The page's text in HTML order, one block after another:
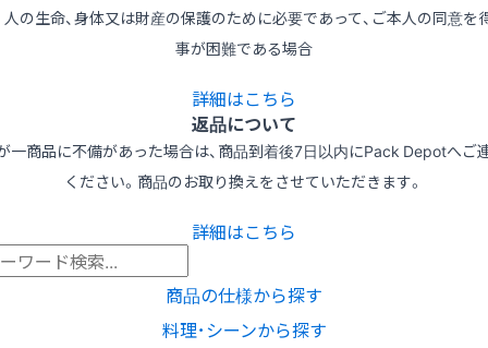
の生命、身体又は財産の保護のために必要であって、ご本人の同意を
事が困難である場合
詳細はこちら
返品について
一商品に不備があった場合は、商品到着後7日以内にPack Depotへご
ください。商品のお取り換えをさせていただきます。
詳細はこちら
商品の仕様から探す
料理･シーンから探す